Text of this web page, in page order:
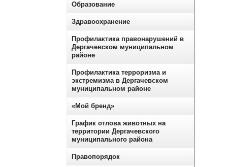
Образование
Здравоохранение
Профилактика правонарушений в
Дергачевском муниципальном
районе
Профилактика терроризма и
экстремизма в Дергачевском
муниципальном районе
«Мой бренд»
График отлова животных на
территории Дергачевского
муниципального района
Правопорядок